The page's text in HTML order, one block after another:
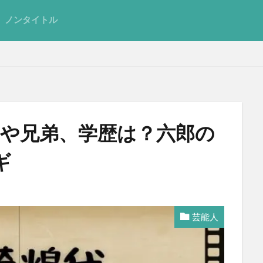
ノンタイトル
兄弟、学歴は？六郎の
芸能人